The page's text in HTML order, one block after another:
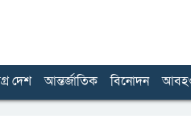
দেশ আন্তর্জাতিক বিনোদন